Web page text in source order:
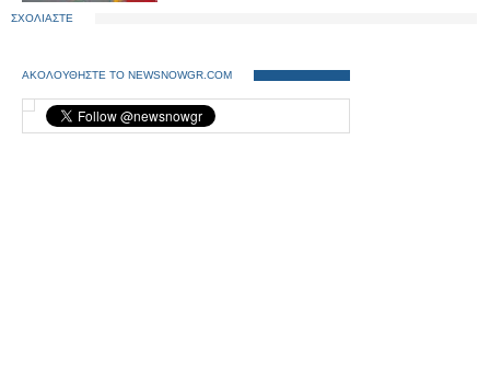
ΣΧΟΛΙΑΣΤΕ
ΑΚΟΛΟΥΘΗΣΤΕ ΤΟ NEWSNOWGR.COM